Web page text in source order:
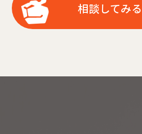
相談してみる